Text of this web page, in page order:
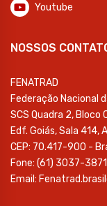
Youtube
NOSSOS
FENATRAD
Federação Nacional
SCS Quadra 2, Bloco
Edf. Goiás, Sala 414,
CEP: 70.417-900 -
Fone: (61) 3037-3871
Email: